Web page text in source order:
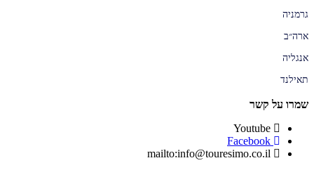
גרמניה
ארה״ב
אנגליה
תאילנד
שמרו על קשר
Youtube
Facebook
mailto:info@touresimo.co.il